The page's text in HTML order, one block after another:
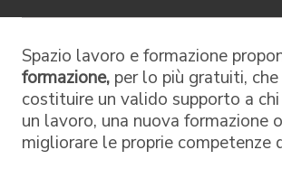
Spazio lavoro e formazione
formazione, per lo più gratuiti,
costituire un valido supporto a
un lavoro, una nuova formazione
migliorare le proprie competenze